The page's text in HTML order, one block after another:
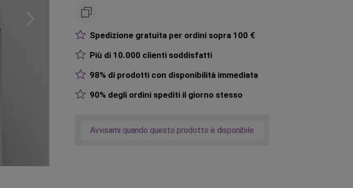
Spedizione gratuita per ordini sopra 100 €
Più di 10.000 clienti soddisfatti
98% di prodotti con disponibilità immediata
90% degli ordini spediti il giorno stesso
Avvisami quando questo prodotto è disponibile